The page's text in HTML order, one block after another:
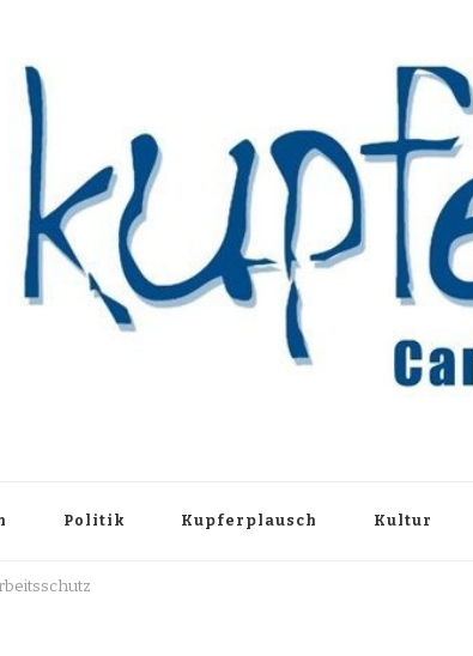
Archiv
Politik Kupferplausch Kultur